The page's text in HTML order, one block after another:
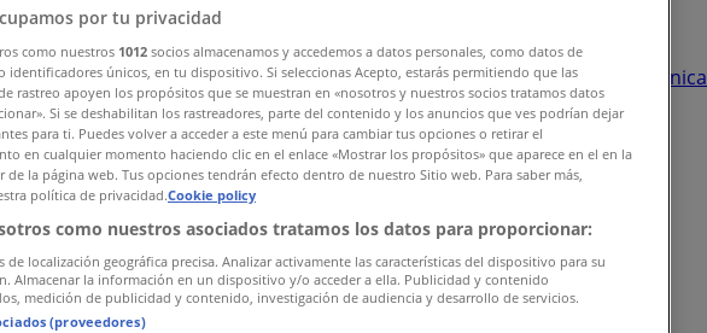
Zapatos y AccesoriosEl Regreso A ClasesHogarFarmacias y Salud Electrónica
y PapeleríasOcioNiñosViajes y EntretenimientoÓpticas
por tu privacidad
como nuestros 1012 socios almacenamos y accedemos a datos personales, como datos de
identificadores únicos, en tu dispositivo. Si seleccionas Acepto, estarás permitiendo que las
rastreo apoyen los propósitos que se muestran en «nosotros y nuestros socios tratamos datos
Si se deshabilitan los rastreadores, parte del contenido y los anuncios que ves podrían dejar
para ti. Puedes volver a acceder a este menú para cambiar tus opciones o retirar el
en cualquier momento haciendo clic en el enlace «Mostrar los propósitos» que aparece en el en la
de la página web. Tus opciones tendrán efecto dentro de nuestro Sitio web. Para saber más,
política de privacidad.Cookie policy
como nuestros asociados tratamos los datos para proporcionar:
de localización geográfica precisa. Analizar activamente las características del dispositivo para su
Almacenar la información en un dispositivo y/o acceder a ella. Publicidad y contenido
medición de publicidad y contenido, investigación de audiencia y desarrollo de servicios.
(proveedores)